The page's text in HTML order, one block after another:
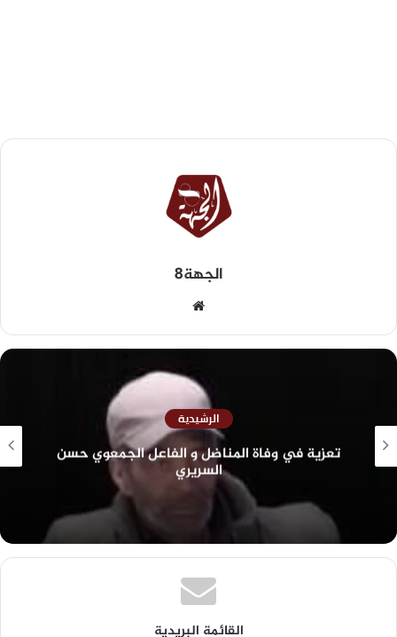
الجهة8
الرشيدية
تعزية في وفاة المناضل و الفاعل الجمعوي حسن
السريري
القائمة البريدية